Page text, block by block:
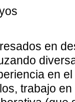
en
en
trabajo